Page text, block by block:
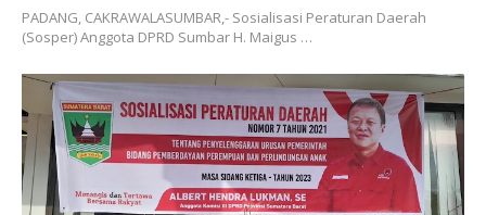
PADANG, CAKRAWALASUMBAR,- Sosialisasi Peraturan Daerah
(Sosper) Anggota DPRD Sumbar H. Maigus …